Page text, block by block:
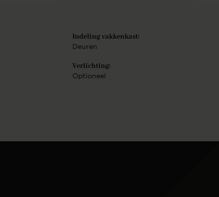
Indeling vakkenkast:
Deuren
Verlichting:
Optioneel